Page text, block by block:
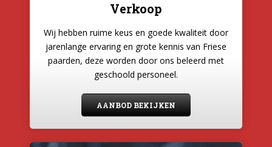
Verkoop
Wij hebben ruime keus en goede kwaliteit door
jarenlange ervaring en grote kennis van Friese
paarden, deze worden door ons beleerd met
geschoold personeel.
AANBOD BEKIJKEN